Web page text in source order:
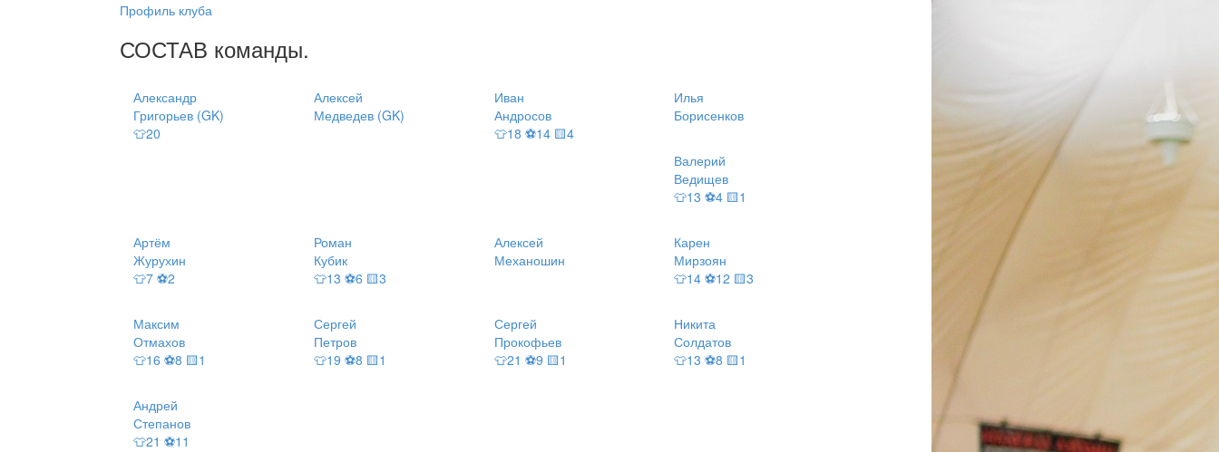
Профиль клуба
СОСТАВ команды.
Александр
Григорьев (GK)
👕20
Алексей
Медведев (GK)
Иван
Андросов
👕18 ⚽14 🟨4
Илья
Борисенков
Валерий
Ведищев
👕13 ⚽4 🟨1
Артём
Журухин
👕7 ⚽2
Роман
Кубик
👕13 ⚽6 🟨3
Алексей
Механошин
Карен
Мирзоян
👕14 ⚽12 🟨3
Максим
Отмахов
👕16 ⚽8 🟨1
Сергей
Петров
👕19 ⚽8 🟨1
Сергей
Прокофьев
👕21 ⚽9 🟨1
Никита
Солдатов
👕13 ⚽8 🟨1
Андрей
Степанов
👕21 ⚽11